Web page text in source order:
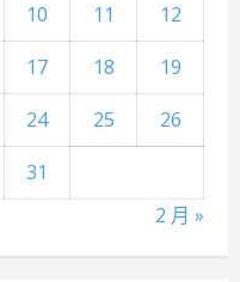
10 11
12
17 18
19
24 25
26
31
2 月 »